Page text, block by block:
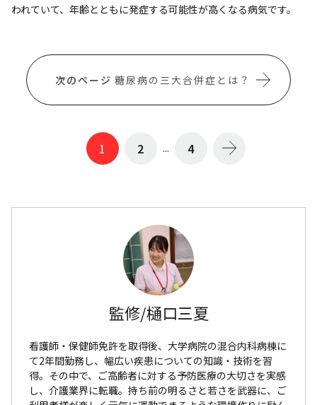
われていて、年齢とともに発症する可能性が高くなる病気です。
糖尿病の三大合併症とは？
1 2 ... 4
監修/樋口三夏
看護師・保健師免許を取得後、大学病院の混合内科病棟に
て2年間勤務し、幅広い疾患についての知識・技術を習
得。その中で、ご高齢者に対する予防医療の大切さを実感
し、介護業界に転職。持ち前の明るさと若さを武器に、ご